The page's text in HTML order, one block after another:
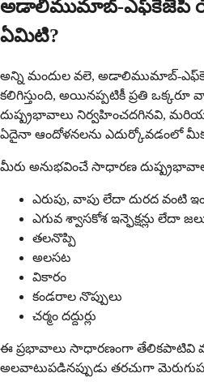
అడాలిముమాబ్-ఎఫ్‌కెజెపి
ఏమిటి?
అన్ని మందుల వలె, అడాలిముమాబ్-
కలిగిస్తుంది, అయినప్పటికీ ప్రతి
దుష్ప్రభావాలు నిర్వహించదగినవి,
ఏదైనా ఆందోళనలను ఎదుర్కోవడంలో
మీరు అనుభవించే సాధారణ
ఎరుపు, వాపు లేదా దురద వంటి
ఎగువ శ్వాసకోశ ఇన్ఫెక్షన్లు లేదా
తలనొప్పి
అలసట
వికారం
కండరాల నొప్పులు
చర్మం దద్దుర్లు
ఈ ప్రభావాలు సాధారణంగా తేలికపాటివి
అలవాటుపడినప్పుడు తరచుగా